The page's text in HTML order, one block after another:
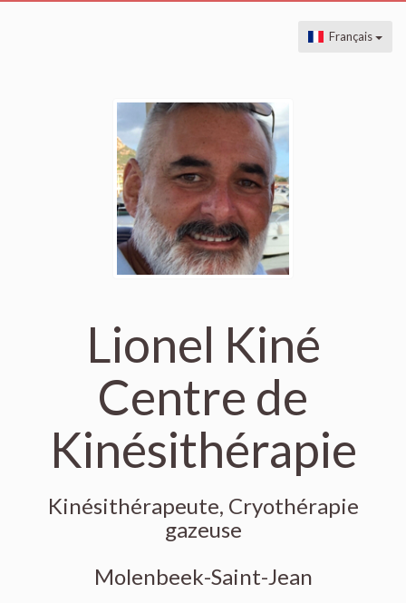
Français
Lionel Kiné
Centre de
Kinésithérapie
Kinésithérapeute, Cryothérapie
gazeuse
Molenbeek-Saint-Jean